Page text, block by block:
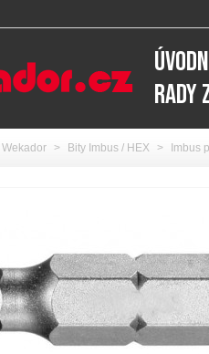
RADY
> Bity Imbus / HEX > Imbus